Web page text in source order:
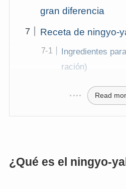
gran diferencia
Receta de ningyo-
Ingredientes
ración)
Read
¿Qué es el ningyo-